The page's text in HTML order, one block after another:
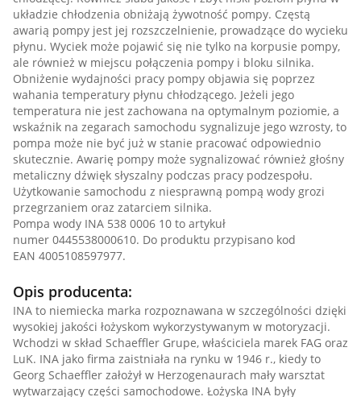
układzie chłodzenia obniżają żywotność pompy. Częstą
awarią pompy jest jej rozszczelnienie, prowadzące do wycieku
płynu. Wyciek może pojawić się nie tylko na korpusie pompy,
ale również w miejscu połączenia pompy i bloku silnika.
Obniżenie wydajności pracy pompy objawia się poprzez
wahania temperatury płynu chłodzącego. Jeżeli jego
temperatura nie jest zachowana na optymalnym poziomie, a
wskaźnik na zegarach samochodu sygnalizuje jego wzrosty, to
pompa może nie być już w stanie pracować odpowiednio
skutecznie. Awarię pompy może sygnalizować również głośny
metaliczny dźwięk słyszalny podczas pracy podzespołu.
Użytkowanie samochodu z niesprawną pompą wody grozi
przegrzaniem oraz zatarciem silnika.
Pompa wody INA 538 0006 10 to artykuł
numer 0445538000610. Do produktu przypisano kod
EAN 4005108597977.
Opis producenta:
INA to niemiecka marka rozpoznawana w szczególności dzięki
wysokiej jakości łożyskom wykorzystywanym w motoryzacji.
Wchodzi w skład Schaeffler Grupe, właściciela marek FAG oraz
LuK. INA jako firma zaistniała na rynku w 1946 r., kiedy to
Georg Schaeffler założył w Herzogenaurach mały warsztat
wytwarzający części samochodowe. Łożyska INA były